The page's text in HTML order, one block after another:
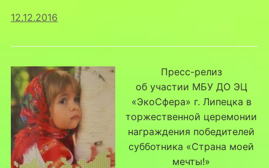
12.12.2016
Пресс-релиз
об участии МБУ ДО ЭЦ
«ЭкоСфера» г. Липецка в
торжественной церемонии
награждения победителей
субботника «Страна моей
мечты!»